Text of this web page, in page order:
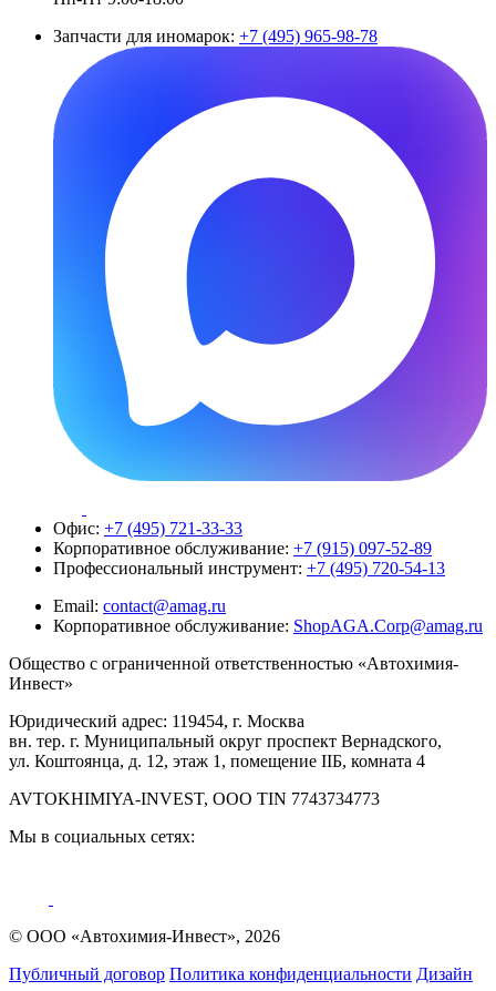
Запчасти для иномарок: +7 (495) 965-98-78
Офис: +7 (495) 721-33-33
Корпоративное обслуживание: +7 (915) 097-52-89
Профессиональный инструмент: +7 (495) 720-54-13
Email: contact@amag.ru
Корпоративное обслуживание: ShopAGA.Corp@amag.ru
Общество с ограниченной ответственностью «Автохимия-
Инвест»
Юридический адрес: 119454, г. Москва
вн. тер. г. Муниципальный округ проспект Вернадского,
ул. Коштоянца, д. 12, этаж 1, помещение IIБ, комната 4
AVTOKHIMIYA-INVEST, OOO TIN 7743734773
Мы в социальных сетях:
© ООО «Автохимия-Инвест», 2026
Публичный договор Политика конфиденциальности Дизайн